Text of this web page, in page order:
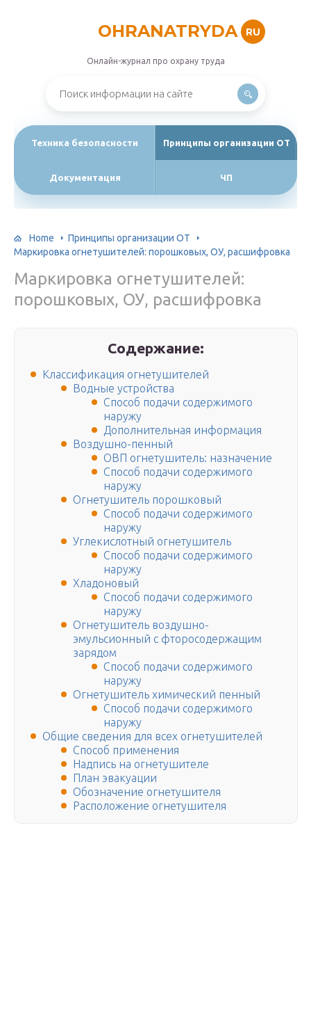
OHRANATRYDA RU
Онлайн-журнал про охрану труда
Техника безопасности Принципы организации ОТ
Документация ЧП
Home
Принципы организации ОТ
Маркировка огнетушителей: порошковых, ОУ, расшифровка
Маркировка огнетушителей:
порошковых, ОУ, расшифровка
Содержание:
Классификация огнетушителей
Водные устройства
Способ подачи содержимого
наружу
Дополнительная информация
Воздушно-пенный
ОВП огнетушитель: назначение
Способ подачи содержимого
наружу
Огнетушитель порошковый
Способ подачи содержимого
наружу
Углекислотный огнетушитель
Способ подачи содержимого
наружу
Хладоновый
Способ подачи содержимого
наружу
Огнетушитель воздушно-
эмульсионный с фторосодержащим
зарядом
Способ подачи содержимого
наружу
Огнетушитель химический пенный
Способ подачи содержимого
наружу
Общие сведения для всех огнетушителей
Способ применения
Надпись на огнетушителе
План эвакуации
Обозначение огнетушителя
Расположение огнетушителя